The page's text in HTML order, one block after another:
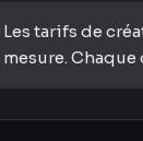
Les tarifs de
mesure.